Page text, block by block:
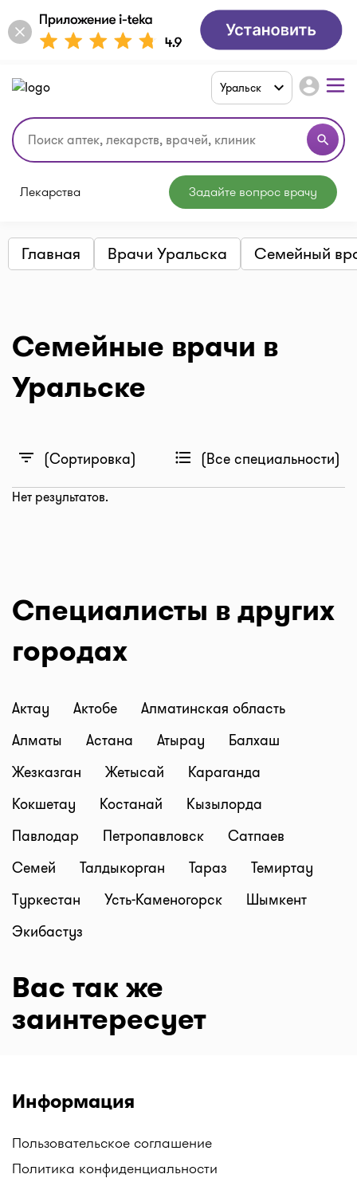
search
Уральск account_circle
Лекарства Задайте вопрос врачу
Главная Врачи Уральска Семейный
Семейные врачи в
Уральске
filter_list (Сортировка) format_list_bulleted (Все специальности)
Нет результатов.
Специалисты в других
городах
Актау Актобе
Алматинская область
Алматы
Астана Атырау
Балхаш
Жезказган
Жетысай
Караганда
Кокшетау
Костанай
Кызылорда
Павлодар
Петропавловск
Сатпаев
Семей
Талдыкорган Тараз
Темиртау
Туркестан
Усть-Каменогорск
Шымкент
Экибастуз
Вас так же
заинтересует
Информация
Пользовательское соглашение
Политика конфиденциальности